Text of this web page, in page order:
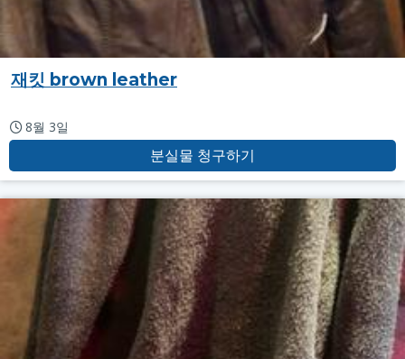
재킷 brown leather
8월 3일
분실물 청구하기